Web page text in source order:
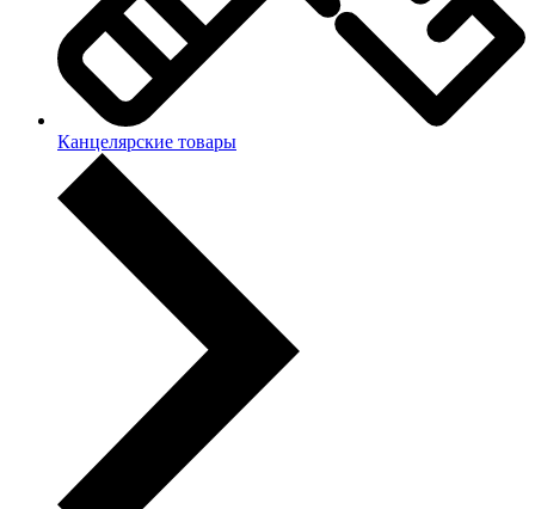
Канцелярские товары